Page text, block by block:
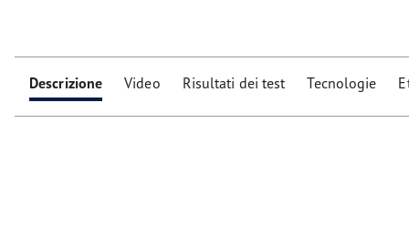
Descrizione Video Risultati dei test Tecnologie